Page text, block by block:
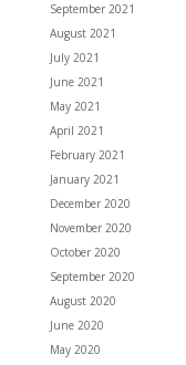
September 2021
August 2021
July 2021
June 2021
May 2021
April 2021
February 2021
January 2021
December 2020
November 2020
October 2020
September 2020
August 2020
June 2020
May 2020